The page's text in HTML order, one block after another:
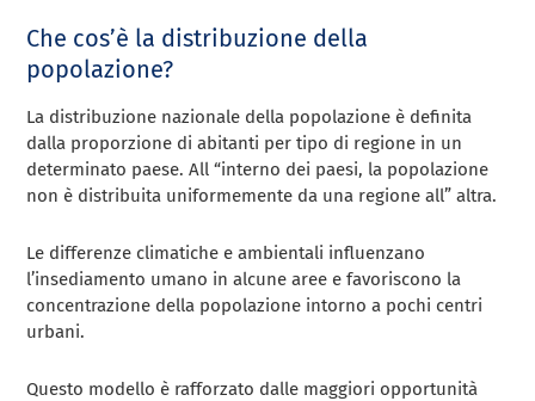
Che cos’è la distribuzione della
popolazione?
La distribuzione nazionale della popolazione è definita
dalla proporzione di abitanti per tipo di regione in un
determinato paese. All “interno dei paesi, la popolazione
non è distribuita uniformemente da una regione all” altra.
Le differenze climatiche e ambientali influenzano
l’insediamento umano in alcune aree e favoriscono la
concentrazione della popolazione intorno a pochi centri
urbani.
Questo modello è rafforzato dalle maggiori opportunità